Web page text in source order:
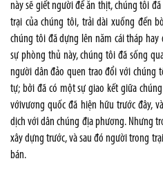
này sẽ giết người để ăn thịt, chúng tôi
trại của chúng tôi, trải dài xuống đến
chúng tôi đã dựng lên năm cái tháp hay
sự phòng thủ này, chúng tôi đã sống
người dân đảo quen trao đổi với chúng
tự; bởi đã có một sự giao kết giữa
vớivương quốc đã hiện hữu trước đây,
dịch với dân chúng địa phương. Nhưng
xây dựng trước, và sau đó người trong
bán.